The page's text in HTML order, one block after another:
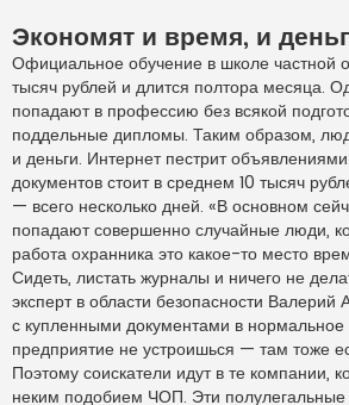
Экономят и время, и
Официальное обучение в школе частной
тысяч рублей и длится полтора месяца.
попадают в профессию без всякой
поддельные дипломы. Таким образом,
и деньги. Интернет пестрит
документов стоит в среднем 10 тысяч
— всего несколько дней. «В основном
попадают совершенно случайные люди,
работа охранника это какое-то место
Сидеть, листать журналы и ничего не
эксперт в области безопасности
с купленными документами в нормальное
предприятие не устроишься — там тоже
Поэтому соискатели идут в те компании,
неким подобием ЧОП. Эти